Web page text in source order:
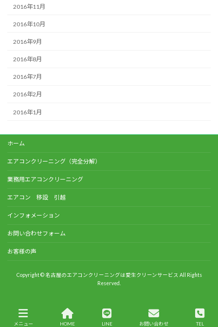
2016年11月
2016年10月
2016年9月
2016年8月
2016年7月
2016年2月
2016年1月
ホーム
エアコンクリーニング（完全分解）
業務用エアコンクリーニング
エアコン 移設 引越
インフォメーション
お問い合わせフォーム
お客様の声
Copyright © 名古屋のエアコンクリーニングは愛生クリーンサービス All Rights
Reserved.
メニュー HOME LINE お問い合わせ TEL